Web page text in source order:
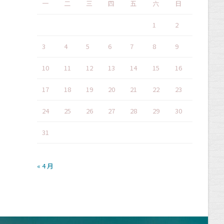
一 二 三 四 五 六 日
1 2
3 4 5 6 7 8 9
10 11 12 13 14 15 16
17 18 19 20 21 22 23
24 25 26 27 28 29 30
31
« 4 月